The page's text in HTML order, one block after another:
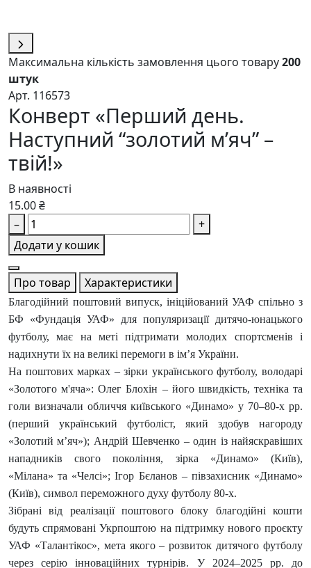
Максимальна кількість замовлення цього товару200
штук
Арт. 116573
Конверт «Перший день.
Наступний “золотий м’яч” –
твій!»
В наявності
15.00 ₴
–
+
Додати у кошик
Про товар Характеристики
Благодійний поштовий випуск, ініційований УАФ спільно з
БФ «Фундація УАФ» для популяризації дитячо-юнацького
футболу, має на меті підтримати молодих спортсменів і
надихнути їх на великі перемоги в ім’я України.
На поштових марках – зірки українського футболу, володарі
«Золотого м'яча»: Олег Блохін – його швидкість, техніка та
голи визначали обличчя київського «Динамо» у 70–80-х рр.
(перший український футболіст, який здобув нагороду
«Золотий м’яч»); Андрій Шевченко – один із найяскравіших
нападників свого покоління, зірка «Динамо» (Київ),
«Мілана» та «Челсі»; Ігор Бєланов – півзахисник «Динамо»
(Київ), символ переможного духу футболу 80-х.
Зібрані від реалізації поштового блоку благодійні кошти
будуть спрямовані Укрпоштою на підтримку нового проєкту
УАФ «Талантікос», мета якого – розвиток дитячого футболу
через серію інноваційних турнірів. У 2024–2025 рр. до